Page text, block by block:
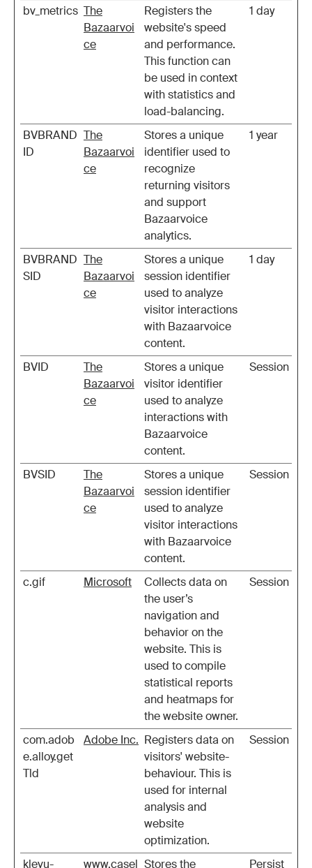
bv_metrics The
Bazaarvoi
ce
Registers the
website's speed
and performance.
This function can
be used in context
with statistics and
load-balancing.
1 day
BVBRAND
ID
The
Bazaarvoi
ce
Stores a unique
identifier used to
recognize
returning visitors
and support
Bazaarvoice
analytics.
1 year
BVBRAND
SID
The
Bazaarvoi
ce
Stores a unique
session identifier
used to analyze
visitor interactions
with Bazaarvoice
content.
1 day
BVID
The
Bazaarvoi
ce
Stores a unique
visitor identifier
used to analyze
interactions with
Bazaarvoice
content.
Session
BVSID
The
Bazaarvoi
ce
Stores a unique
session identifier
used to analyze
visitor interactions
with Bazaarvoice
content.
Session
c.gif Microsoft
Collects data on
the user’s
navigation and
behavior on the
website. This is
used to compile
statistical reports
and heatmaps for
the website owner.
Session
com.adob
e.alloy.get
Tld
Adobe Inc. Registers data on
visitors' website-
behaviour. This is
used for internal
analysis and
website
optimization.
Session
klevu- www.casel Stores the Persist